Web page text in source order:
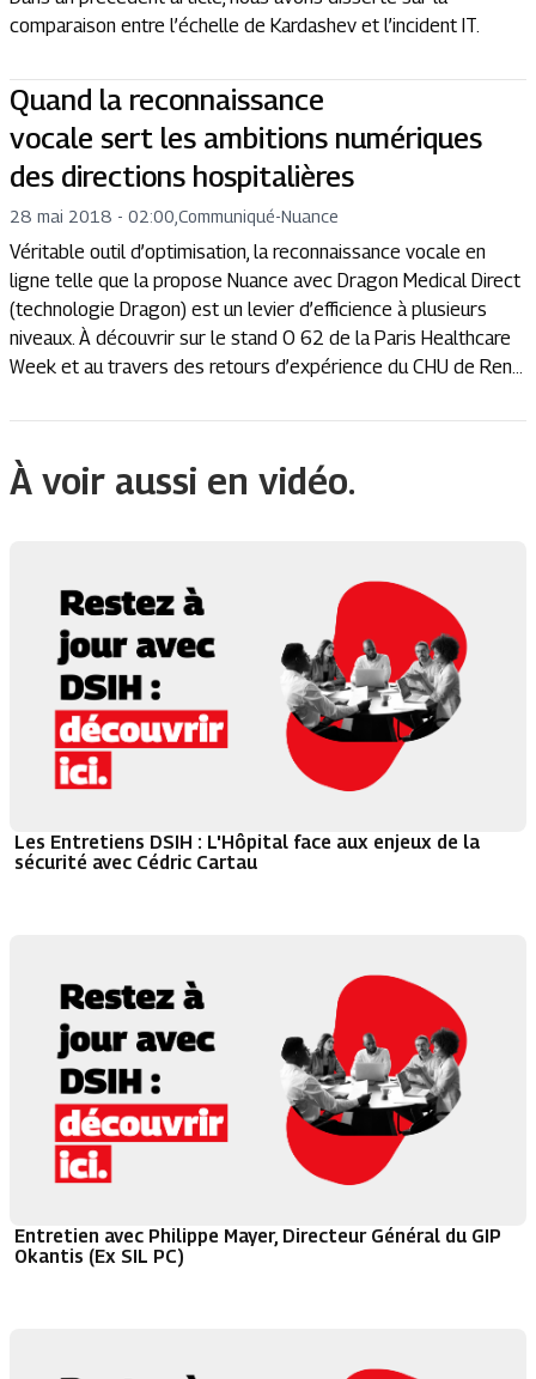
comparaison entre l’échelle de Kardashev et l’incident IT.
Quand la reconnaissance
vocale sert les ambitions numériques
des directions hospitalières
28 mai 2018 - 02:00 Communiqué-Nuance
Véritable outil d’optimisation, la reconnaissance vocale en
ligne telle que la propose Nuance avec Dragon Medical Direct
(technologie Dragon) est un levier d’efficience à plusieurs
niveaux. À découvrir sur le stand O 62 de la Paris Healthcare
Week et au travers des retours d’expérience du CHU de Ren...
À voir aussi en vidéo.
Les Entretiens DSIH : L'Hôpital face aux enjeux de la
sécurité avec Cédric Cartau
Entretien avec Philippe Mayer, Directeur Général du GIP
Okantis (Ex SIL PC)